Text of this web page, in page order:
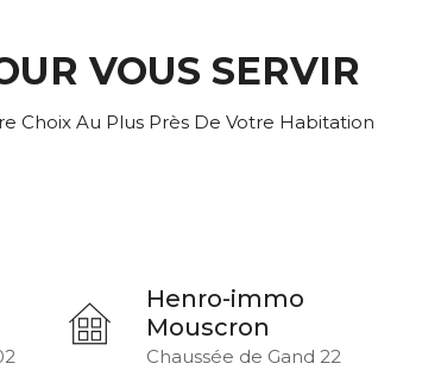
VOUS SERVIR
Choix Au Plus Près De Votre Habitation
Henro-immo
Mouscron
Chaussée de Gand 22